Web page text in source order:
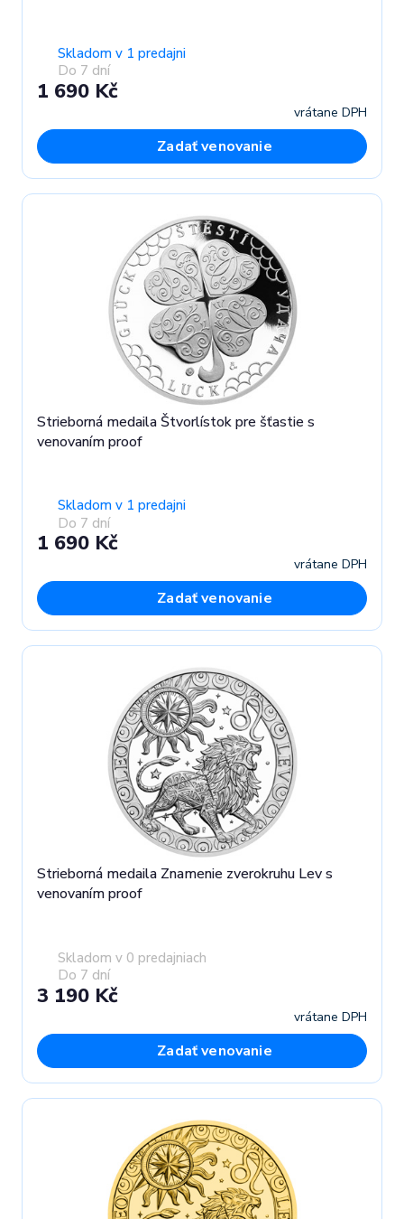
Skladom v 1 predajni
Do 7 dní
1 690 Kč
vrátane DPH
Zadať venovanie
Strieborná medaila Štvorlístok pre šťastie s
venovaním proof
Skladom v 1 predajni
Do 7 dní
1 690 Kč
vrátane DPH
Zadať venovanie
Strieborná medaila Znamenie zverokruhu Lev s
venovaním proof
Skladom v 0 predajniach
Do 7 dní
3 190 Kč
vrátane DPH
Zadať venovanie